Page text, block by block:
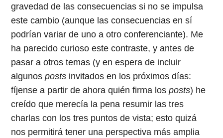
gravedad de las consecuencias si no se impulsa
este cambio (aunque las consecuencias en sí
podrían variar de uno a otro conferenciante). Me
ha parecido curioso este contraste, y antes de
pasar a otros temas (y en espera de incluir
algunosposts invitados en los próximos días:
fíjense a partir de ahora quién firma losposts) he
creído que merecía la pena resumir las tres
charlas con los tres puntos de vista; esto quizá
nos permitirá tener una perspectiva más amplia